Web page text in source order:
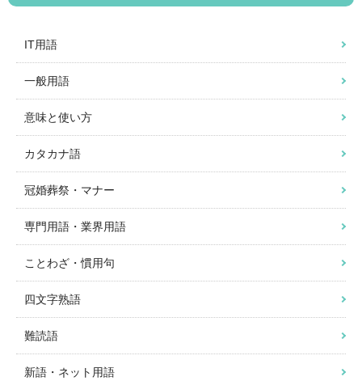
IT用語
一般用語
意味と使い方
カタカナ語
冠婚葬祭・マナー
専門用語・業界用語
ことわざ・慣用句
四文字熟語
難読語
新語・ネット用語